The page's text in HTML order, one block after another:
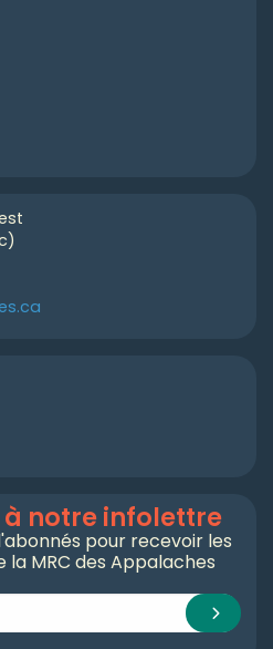
notre infolettre
pour recevoir les
la MRC des Appalaches